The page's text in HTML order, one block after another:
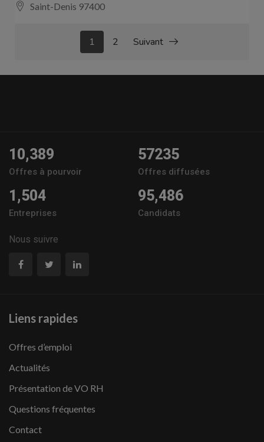
Saint-Denis 97400
1 2 Suivant
10,389
Offres à pourvoir
57235
Offres diffusées
1,504
Entreprises
95,486
Candidats
Nous suivre
Liens rapides
Offres d’emploi
Actualités
Présentation de VO RH
Questions fréquentes
Contact